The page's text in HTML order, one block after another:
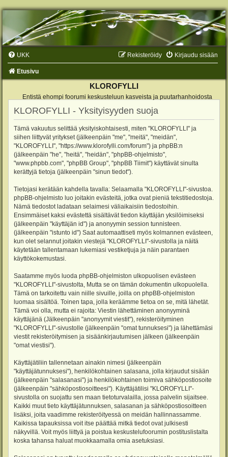
UKK Kirjaudu sisään
Rekisteröidy
Etusivu
KLOROFYLLI
Entistä ehompi foorumi keskusteluun kasveista ja puutarhanhoidosta
KLOROFYLLI - Yksityisyyden suoja
Tämä vakuutus selittää yksityiskohtaisesti, miten "KLOROFYLLI" ja
siihen liittyvät yritykset (jälkeenpäin "me", "meitä", "meidän",
"KLOROFYLLI", "https://www.klorofylli.com/forum") ja phpBB:n
(jälkeenpäin "he", "heitä", "heidän", "phpBB-ohjelmisto",
"www.phpbb.com", "phpBB Group", "phpBB Tiimit") käyttävät sinulta
kerättyjä tietoja (jälkeenpäin "sinun tiedot").
Tietojasi kerätään kahdella tavalla: Selaamalla "KLOROFYLLI"-sivustoa.
phpBB-ohjelmisto luo joitakin evästeitä, jotka ovat pieniä tekstitiedostoja.
Nämä tiedostot ladataan selaimesi väliaikaisiin tiedostoihin.
Ensimmäiset kaksi evästettä sisältävät tiedon käyttäjän yksilöimiseksi
(jälkeenpäin "käyttäjän id") ja anonyymin session tunnisteen.
(jälkeenpäin "istunto id") Saat automaattiseti myös kolmannen evästeen,
kun olet selannut joitakin viestejä "KLOROFYLLI"-sivustolla ja näitä
käytetään tallentamaan lukemiasi vestiketjuja ja näin parantaen
käyttökokemustasi.
Saatamme myös luoda phpBB-ohjelmiston ulkopuolisen evästeen
"KLOROFYLLI"-sivustolta, Mutta se on tämän dokumentin ulkopuolella.
Tämä on tarkoitettu vain niille sivuille, joilla on phpBB-ohjelmiston
luomaa sisältöä. Toinen tapa, jolla keräämme tietoa on se, mitä lähetät.
Tämä voi olla, mutta ei rajoita: Viestin lähettäminen anonyyminä
käyttäjänä (Jälkeenpäin "anonyymit viestit"), rekisteröityminen
"KLOROFYLLI"-sivustolle (jälkeenpäin "omat tunnuksesi") ja lähettämäsi
viestit rekisteröitymisen ja sisäänkirjautumisen jälkeen (jälkeenpäin
"omat viestisi").
Käyttäjätiliin tallennetaan ainakin nimesi (jälkeenpäin
"käyttäjätunnuksesi"), henkilökohtainen salasana, jolla kirjaudut sisään
(jälkeenpäin "salasanasi") ja henkilökohtainen toimiva sähköpostiosoite
(jälkeenpäin "sähköpostiosoitteesi"). Käyttäjätilisi "KLOROFYLLI"-
sivustolla on suojattu sen maan tietoturvalailla, jossa palvelin sijaitsee.
Kaikki muut tieto käyttäjätunnuksen, salasanan ja sähköpostiosoitteen
lisäksi, joita vaadimme rekisteröityessä on meidän hallinnassamme.
Kaikissa tapauksissa voit itse päättää mitkä tiedot ovat julkisesti
näkyvillä. Voit myös liittyä ja poistua keskustelufoorumin postituslistalta
koska tahansa haluat muokkaamalla omia asetuksiasi.